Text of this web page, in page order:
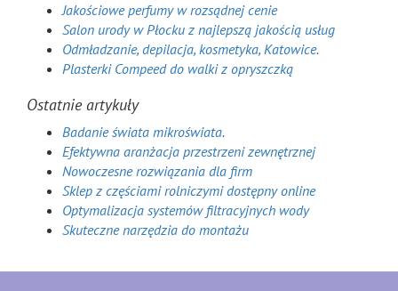
Jakościowe perfumy w rozsądnej cenie
Salon urody w Płocku z najlepszą jakością usług
Odmładzanie, depilacja, kosmetyka, Katowice.
Plasterki Compeed do walki z opryszczką
Ostatnie artykuły
Badanie świata mikroświata.
Efektywna aranżacja przestrzeni zewnętrznej
Nowoczesne rozwiązania dla firm
Sklep z częściami rolniczymi dostępny online
Optymalizacja systemów filtracyjnych wody
Skuteczne narzędzia do montażu